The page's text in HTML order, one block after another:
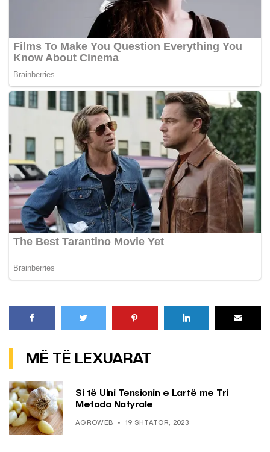
MË TË LEXUARAT
Si të Ulni Tensionin e Lartë me Tri
Metoda Natyrale
AGROWEB 19 SHTATOR, 2023